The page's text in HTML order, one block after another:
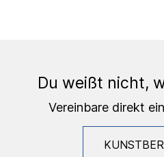
Du weißt nicht,
Vereinbare direkt